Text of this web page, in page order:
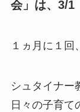
会」は、3/1
１ヵ月に１回
シュタイナー
日々の子育て